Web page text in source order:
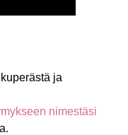
ja
nimestäsi